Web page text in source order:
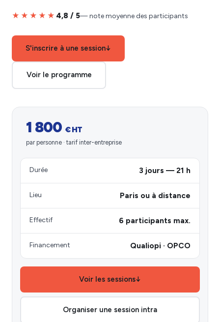
★★★★★ 4,8 / 5— note moyenne des participants
S'inscrire à une session↓
Voir le programme
1 800€ HT
par personne · tarif inter-entreprise
Durée 3 jours — 21 h
Lieu Paris ou à distance
Effectif 6 participants max.
Financement Qualiopi · OPCO
Voir les sessions↓
Organiser une session intra